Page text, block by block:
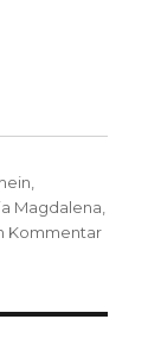
Magdalena
Kommentarzu